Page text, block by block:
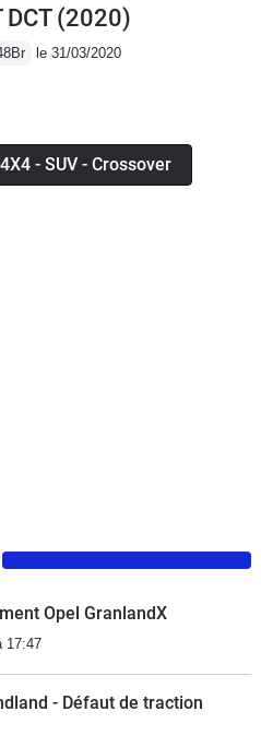
DCT(2020)
le 31/03/2020
- SUV - Crossover
Opel GranlandX
17:47
- Défaut de traction